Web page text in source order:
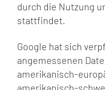
durch die Nutzung
stattfindet.
Google hat sich
angemessenen
amerikanisch-